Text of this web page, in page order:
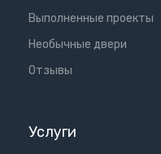
Выполненные проекты
Необычные двери
Отзывы
Услуги